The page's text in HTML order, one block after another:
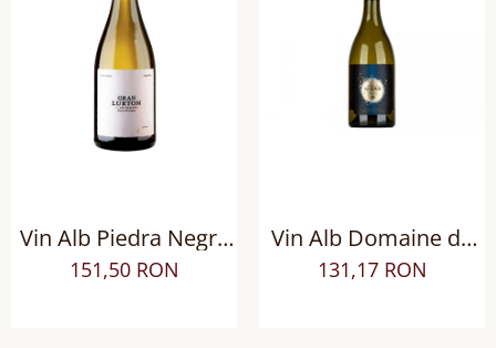
Vin Alb Piedra Negra
Gran Lurton Corte
Friulano, Sec
151,50 RON
Vin Alb Domaine de
Nizas Grand Vin AOP
Languedoc Pezenas,
131,17 RON